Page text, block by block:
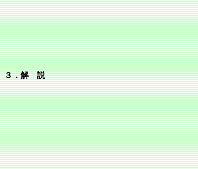
３．解 説